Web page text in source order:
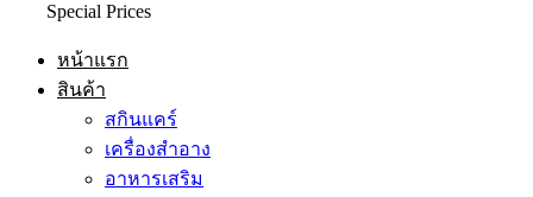
Special Prices
หน้าแรก
สินค้า
สกินแคร์
เครื่องสำอาง
อาหารเสริม